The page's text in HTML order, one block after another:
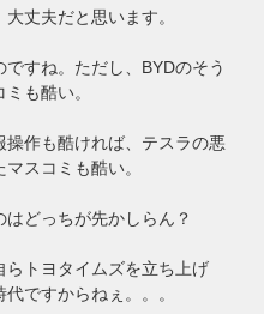
丈夫だと思います。
すね。ただし、BYDのそう
も酷い。
作も酷ければ、テスラの悪
スコミも酷い。
はどっちが先かしらん？
らトヨタイムズを立ち上げ
ですからねぇ。。。